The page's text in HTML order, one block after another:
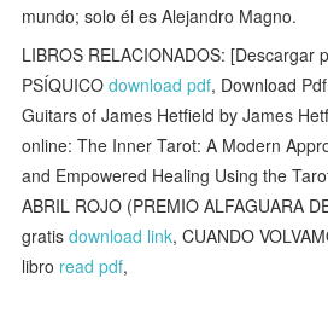
mundo; solo él es Alejandro Magno.
LIBROS RELACIONADOS: [Descargar
PSÍQUICOdownload pdf, Download
Guitars of James Hetfield by James
online: The Inner Tarot: A Modern
and Empowered Healing Using the
ABRIL ROJO (PREMIO ALFAGUARA
gratisdownload link, CUANDO
libro read pdf,